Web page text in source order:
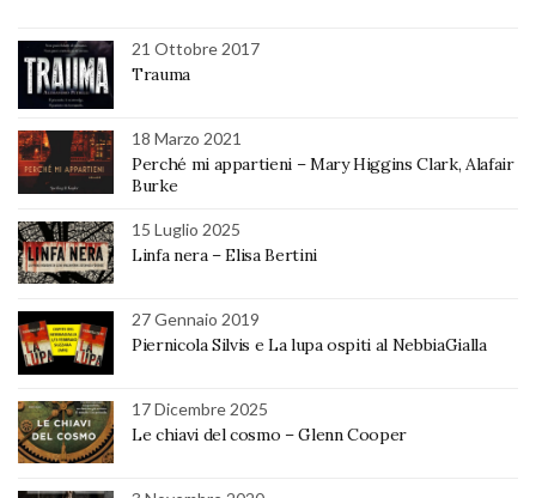
21 Ottobre 2017
Trauma
18 Marzo 2021
Perché mi appartieni – Mary Higgins Clark, Alafair
Burke
15 Luglio 2025
Linfa nera – Elisa Bertini
27 Gennaio 2019
Piernicola Silvis e La lupa ospiti al NebbiaGialla
17 Dicembre 2025
Le chiavi del cosmo – Glenn Cooper